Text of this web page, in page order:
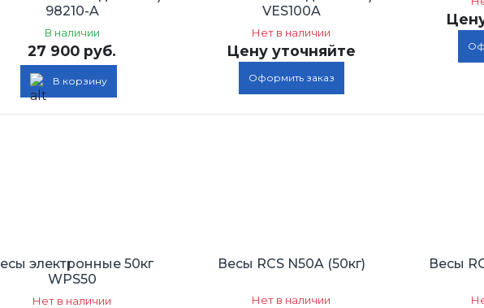
98210-A
В наличии
27 900 руб.
В корзину
VES100A
Нет в наличии
Цену уточняйте
Оформить заказ
электронные 50кг
WPS50
Нет в наличии
Весы RСS N50A (50кг)
Нет в наличии
Весы